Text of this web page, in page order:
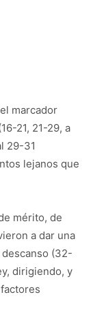
marcador
21, 21-29, a
29-31
lejanos que
mérito, de
a dar una
(32-
dirigiendo, y